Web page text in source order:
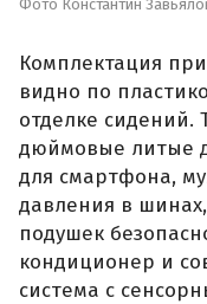
Фото Константин
Комплектация
видно по
отделке сидений.
дюймовые литые
для смартфона,
давления в
подушек
кондиционер и
система с